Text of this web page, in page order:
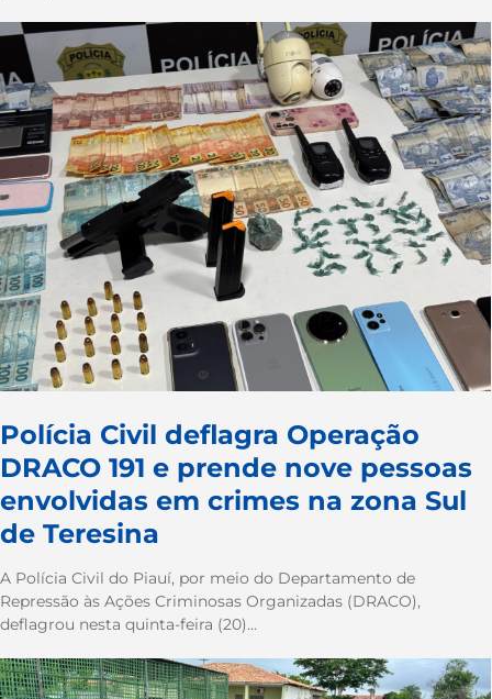
Polícia Civil deflagra Operação
DRACO 191 e prende nove pessoas
envolvidas em crimes na zona Sul
de Teresina
A Polícia Civil do Piauí, por meio do Departamento de
Repressão às Ações Criminosas Organizadas (DRACO),
deflagrou nesta quinta-feira (20)...